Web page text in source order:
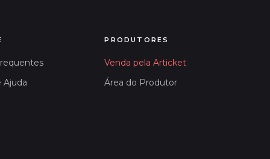
Ajuda
PRODUTORES
Venda pela Articket
Área do Produtor